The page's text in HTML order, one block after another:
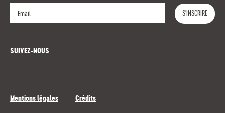
S'INSCRIRE
SUIVEZ-NOUS
Mentions légales Crédits